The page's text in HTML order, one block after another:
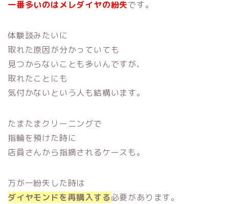
一番多いのはメレダイヤの紛失です。
体験談みたいに
取れた原因が分かっていても
見つからないことも多いんですが、
取れたことにも
気付かないという人も結構います。
たまたまクリーニングで
指輪を預けた時に
店員さんから指摘されるケースも。
万が一紛失した時は
ダイヤモンドを再購入する必要があります。